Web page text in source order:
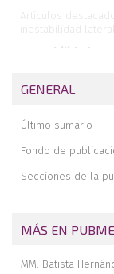
Artículos
inestabilidad
Inestabilidad
causa de choque
GENERAL
Último sumario
Fondo de
Secciones de la
MÁS EN
MM. Batista